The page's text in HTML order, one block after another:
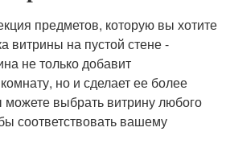
предметов, которую вы хотите
витрины на пустой стене -
не только добавит
но и сделает ее более
выбрать витрину любого
соответствовать вашему